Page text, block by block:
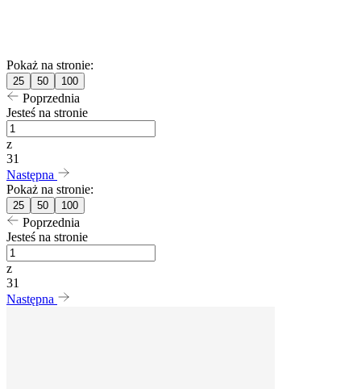
Pokaż na stronie:
25 50 100
Poprzednia
Jesteś na stronie
z
31
Następna
Pokaż na stronie:
25 50 100
Poprzednia
Jesteś na stronie
z
31
Następna